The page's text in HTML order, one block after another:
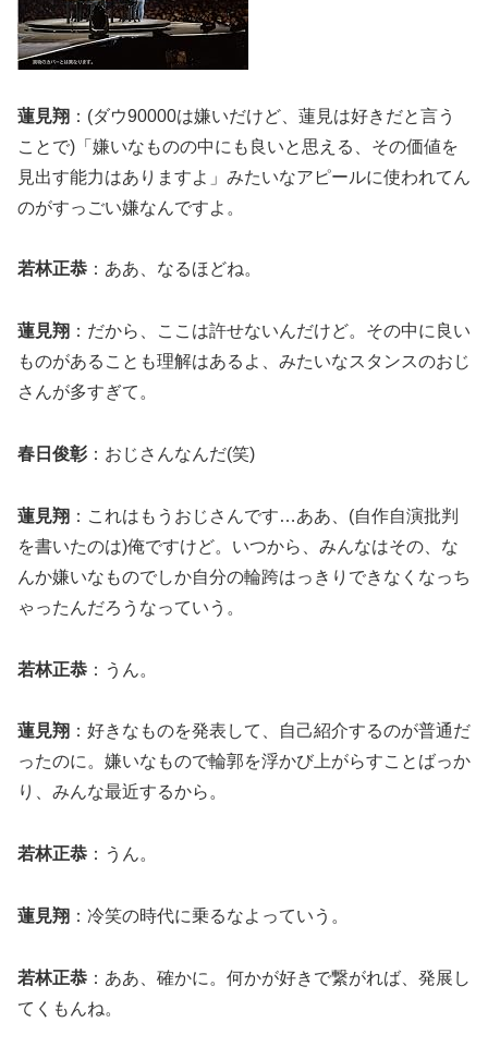
蓮見翔 ：(ダウ90000は嫌いだけど、蓮見は好きだと言う
ことで)「嫌いなものの中にも良いと思える、その価値を
見出す能力はありますよ」みたいなアピールに使われてん
のがすっごい嫌なんですよ。
若林正恭 ：ああ、なるほどね。
蓮見翔 ：だから、ここは許せないんだけど。その中に良い
ものがあることも理解はあるよ、みたいなスタンスのおじ
さんが多すぎて。
春日俊彰 ：おじさんなんだ(笑)
蓮見翔 ：これはもうおじさんです…ああ、(自作自演批判
を書いたのは)俺ですけど。いつから、みんなはその、な
んか嫌いなものでしか自分の輪跨はっきりできなくなっち
ゃったんだろうなっていう。
若林正恭 ：うん。
蓮見翔 ：好きなものを発表して、自己紹介するのが普通だ
ったのに。嫌いなもので輪郭を浮かび上がらすことばっか
り、みんな最近するから。
若林正恭 ：うん。
蓮見翔 ：冷笑の時代に乗るなよっていう。
若林正恭 ：ああ、確かに。何かが好きで繋がれば、発展し
てくもんね。